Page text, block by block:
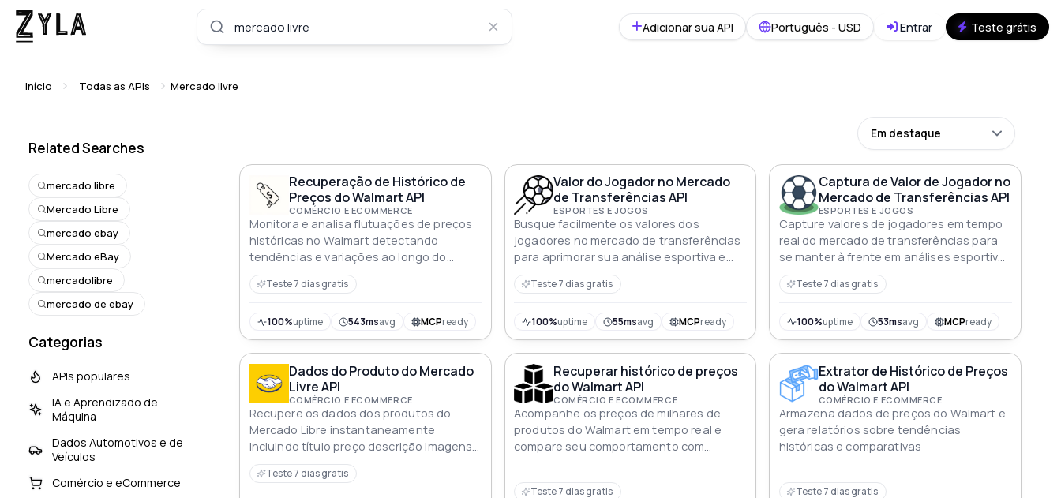
Adicionar sua API Português - USD Entrar Teste grátis
Início Todas as APIs Mercado livre
Related Searches
mercado libre
Mercado Libre
mercado ebay
Mercado eBay
mercadolibre
mercado de ebay
Categorias
APIs populares
IA e Aprendizado de
Máquina
Dados Automotivos e de
Veículos
Comércio e eCommerce
Em destaque
Recuperação de Histórico de
Preços do Walmart API
COMÉRCIO E ECOMMERCE
Monitora e analisa flutuações de preços
históricas no Walmart detectando
tendências e variações ao longo do
tempo
Teste 7 dias gratis
100%uptime 543msavg MCPready
Valor do Jogador no Mercado
de Transferências API
ESPORTES E JOGOS
Busque facilmente os valores dos
jogadores no mercado de transferências
para aprimorar sua análise esportiva e
tomada de decisões
Teste 7 dias gratis
100%uptime 55msavg MCPready
Captura de Valor de Jogador no
Mercado de Transferências API
ESPORTES E JOGOS
Capture valores de jogadores em tempo
real do mercado de transferências para
se manter à frente em análises esportivas
e gestão de jogadores
Teste 7 dias gratis
100%uptime 53msavg MCPready
Dados do Produto do Mercado
Livre API
COMÉRCIO E ECOMMERCE
Recupere os dados dos produtos do
Mercado Libre instantaneamente
incluindo título preço descrição imagens
especificações e avaliações para insights
e análises precisas do mercado
Teste 7 dias gratis
Recuperar histórico de preços
do Walmart API
COMÉRCIO E ECOMMERCE
Acompanhe os preços de milhares de
produtos do Walmart em tempo real e
compare seu comportamento com
Teste 7 dias gratis
Extrator de Histórico de Preços
do Walmart API
COMÉRCIO E ECOMMERCE
Armazena dados de preços do Walmart e
gera relatórios sobre tendências
históricas e comparativas
Teste 7 dias gratis